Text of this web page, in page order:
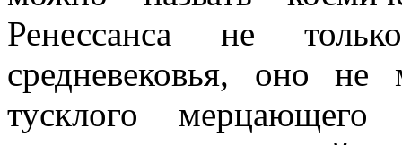
Ренессанса не
средневековья, оно
тусклого